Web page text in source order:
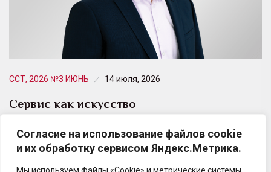
Согласие на использование файлов cookie
и их обработку сервисом Яндекс.Метрика.
ССТ, 2026 №3 ИЮНЬ 14 июля, 2026
Сервис как искусство
Как «Абсолют Страхование» меняет подходы к
урегулированию убытков.